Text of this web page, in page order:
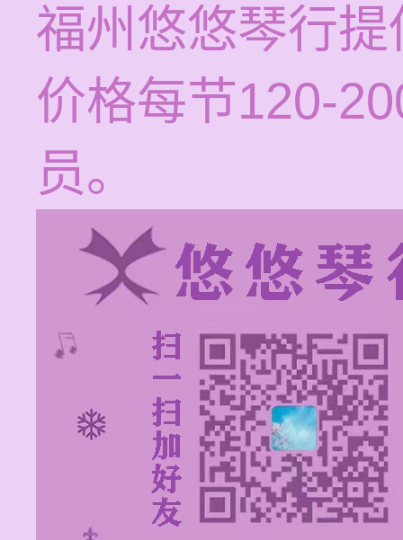
福州悠悠琴行
价格每节120-
员。